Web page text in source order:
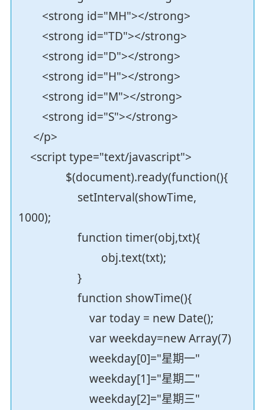
<strong id="MH"></strong>
<strong id="TD"></strong>
<strong id="D"></strong>
<strong id="H"></strong>
<strong id="M"></strong>
<strong id="S"></strong>
</p>
<script type="text/javascript">
$(document).ready(function(){
setInterval(showTime,
1000);
function timer(obj,txt){
obj.text(txt);
}
function showTime(){
var today = new Date();
var weekday=new Array(7)
weekday[0]="星期一"
weekday[1]="星期二"
weekday[2]="星期三"